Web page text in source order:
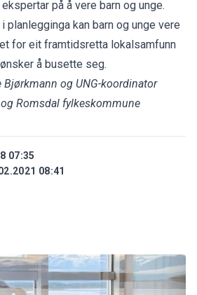
på å vere barn og unge.
planlegginga kan barn og unge vere
for eit framtidsretta lokalsamfunn
å busette seg.
Bjørkmann og UNG-koordinator
Romsdal fylkeskommune
07:35
08:41